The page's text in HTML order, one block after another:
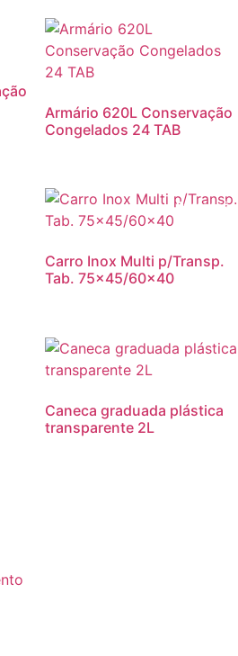
Armário 620L Conservação
Congelados 24 TAB
Carro Inox Multi p/Transp.
Tab. 75×45/60×40
Caneca graduada plástica
transparente 2L